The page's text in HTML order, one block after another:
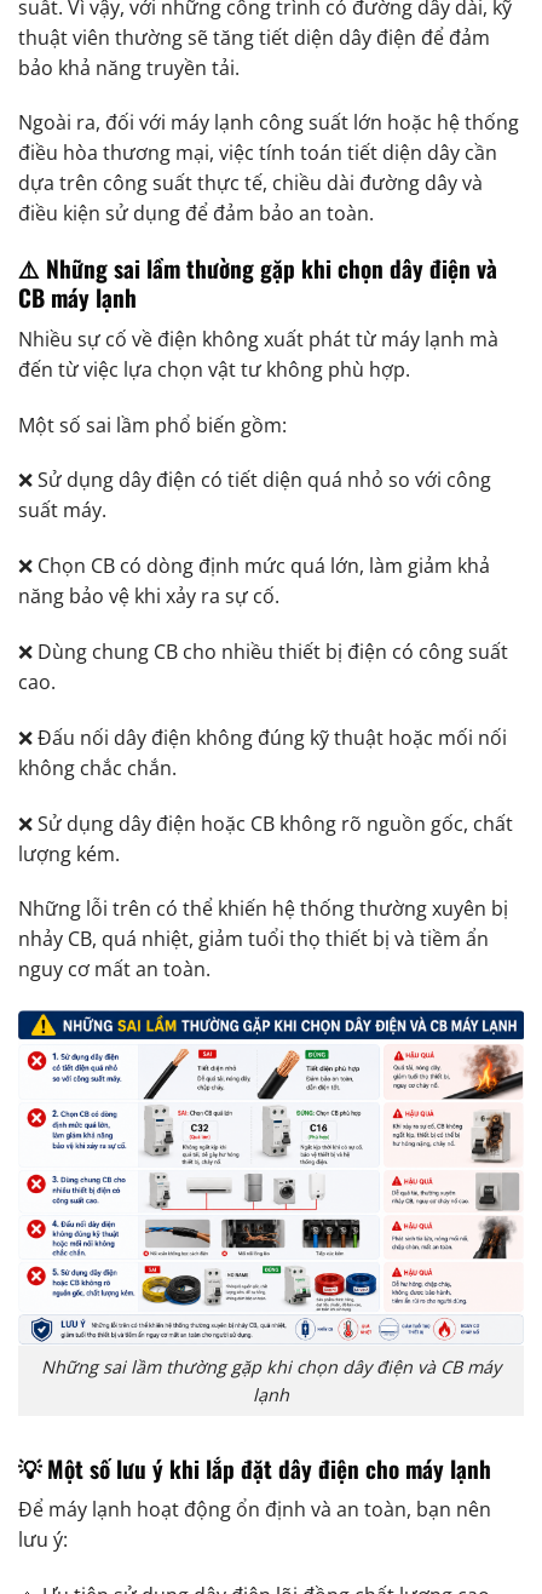
suất. Vì vậy, với những công trình có đường dây dài, kỹ
thuật viên thường sẽ tăng tiết diện dây điện để đảm
bảo khả năng truyền tải.
Ngoài ra, đối với máy lạnh công suất lớn hoặc hệ thống
điều hòa thương mại, việc tính toán tiết diện dây cần
dựa trên công suất thực tế, chiều dài đường dây và
điều kiện sử dụng để đảm bảo an toàn.
⚠️ Những sai lầm thường gặp khi chọn dây điện và
CB máy lạnh
Nhiều sự cố về điện không xuất phát từ máy lạnh mà
đến từ việc lựa chọn vật tư không phù hợp.
Một số sai lầm phổ biến gồm:
❌ Sử dụng dây điện có tiết diện quá nhỏ so với công
suất máy.
❌ Chọn CB có dòng định mức quá lớn, làm giảm khả
năng bảo vệ khi xảy ra sự cố.
❌ Dùng chung CB cho nhiều thiết bị điện có công suất
cao.
❌ Đấu nối dây điện không đúng kỹ thuật hoặc mối nối
không chắc chắn.
❌ Sử dụng dây điện hoặc CB không rõ nguồn gốc, chất
lượng kém.
Những lỗi trên có thể khiến hệ thống thường xuyên bị
nhảy CB, quá nhiệt, giảm tuổi thọ thiết bị và tiềm ẩn
nguy cơ mất an toàn.
Những sai lầm thường gặp khi chọn dây điện và CB máy
lạnh
💡 Một số lưu ý khi lắp đặt dây điện cho máy lạnh
Để máy lạnh hoạt động ổn định và an toàn, bạn nên
lưu ý: